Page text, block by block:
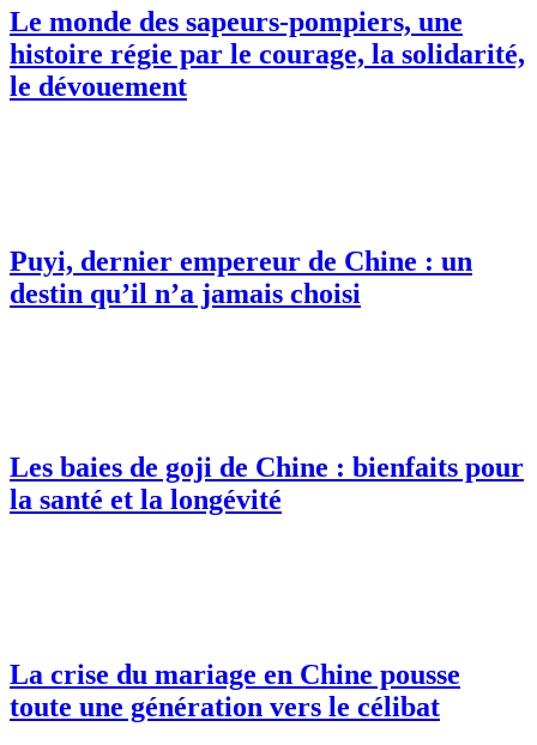
Le monde des sapeurs-pompiers, une
histoire régie par le courage, la solidarité,
le dévouement
Puyi, dernier empereur de Chine : un
destin qu’il n’a jamais choisi
Les baies de goji de Chine : bienfaits pour
la santé et la longévité
La crise du mariage en Chine pousse
toute une génération vers le célibat